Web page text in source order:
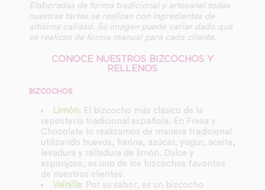
Elaboradas de forma tradicional y artesanal todas
nuestras tartas se realizan con ingredientes de
altísima calidad. Su imagen puede variar dado que
se realizan de forma manual para cada cliente.
CONOCE NUESTROS BIZCOCHOS Y
RELLENOS
BIZCOCHOS
Limón: El bizcocho más clásico de la
repostería tradicional española. En Fresa y
Chocolate lo realizamos de manera tradicional
utilizando huevos, harina, azúcar, yogur, aceite,
levadura y ralladura de limón. Dulce y
esponjoso, es uno de los bizcochos favoritos
de nuestros clientes.
Vainilla: Por su sabor, es un bizcocho